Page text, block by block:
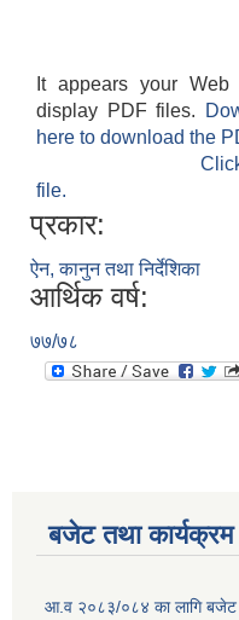
It appears your
display PDF files.
here to download the
file.
प्रकार:
ऐन, कानुन तथा निर्देशिका
आर्थिक वर्ष:
७७/७८
बजेट तथा कार्यक्रम
आ.व २०८३/०८४ का लागि बजेट